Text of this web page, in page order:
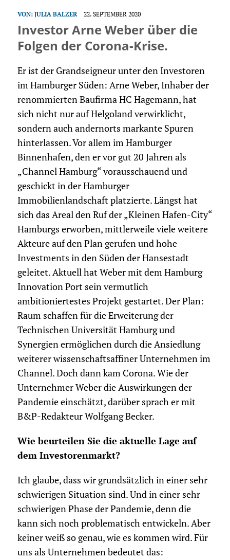
VON: JULIA BALZER 22. SEPTEMBER 2020
Investor Arne Weber über die
Folgen der Corona-Krise.
Er ist der Grandseigneur unter den Investoren
im Hamburger Süden: Arne Weber, Inhaber der
renommierten Baufirma HC Hagemann, hat
sich nicht nur auf Helgoland verwirklicht,
sondern auch andernorts markante Spuren
hinterlassen. Vor allem im Hamburger
Binnenhafen, den er vor gut 20 Jahren als
„Channel Hamburg“ vorausschauend und
geschickt in der Hamburger
Immobilienlandschaft platzierte. Längst hat
sich das Areal den Ruf der „Kleinen Hafen-City“
Hamburgs erworben, mittlerweile viele weitere
Akteure auf den Plan gerufen und hohe
Investments in den Süden der Hansestadt
geleitet. Aktuell hat Weber mit dem Hamburg
Innovation Port sein vermutlich
ambitioniertestes Projekt gestartet. Der Plan:
Raum schaffen für die Erweiterung der
Technischen Universität Hamburg und
Synergien ermöglichen durch die Ansiedlung
weiterer wissenschaftsaffiner Unternehmen im
Channel. Doch dann kam Corona. Wie der
Unternehmer Weber die Auswirkungen der
Pandemie einschätzt, darüber sprach er mit
B&P-Redakteur Wolfgang Becker.
Wie beurteilen Sie die aktuelle Lage auf
dem Investorenmarkt?
Ich glaube, dass wir grundsätzlich in einer sehr
schwierigen Situation sind. Und in einer sehr
schwierigen Phase der Pandemie, denn die
kann sich noch problematisch entwickeln. Aber
keiner weiß so genau, wie es kommen wird. Für
uns als Unternehmen bedeutet das: